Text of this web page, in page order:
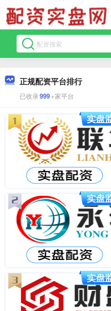
正规配资平台排行
已收录999+家平台